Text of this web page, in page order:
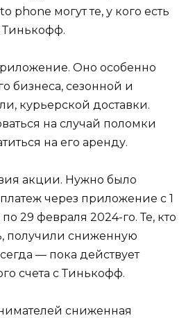
phone могут те, у кого есть
Тинькофф.
Оно особенно
бизнеса, сезонной и
курьерской доставки.
на случай поломки
на его аренду.
акции. Нужно было
через приложение с 1
29 февраля 2024-го. Те, кто
получили сниженную
— пока действует
счета с Тинькофф.
сниженная